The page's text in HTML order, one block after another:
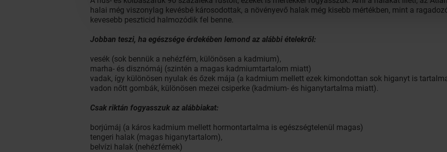
halai még viszonylag kevésbé károsodottak, a növényevő halak még kisebb mértékben, mint a
kevesebb peszticid halmozódik fel benne.
Jobban teszi, ha egészsége érdekében lemond az alábbi ételekről:
vesék (sok bennük a nehézfém, különösen a kadmium),
marha- és disznómáj (szintén a magas kadmiumtartalom miatt)
vadak, így különösen nyulak és őzek mája (a kadmium mellett ezek kimondottan sok higanyt is
vadon nőtt gombák, különösen mezei csiperke (kadmium- és higanytartalma miatt).
Csak riktán fogyasszuk az alábbiakat:
borjúmáj (a káros kadmium mellett hormontartalma is egészségtelenül magas)
tengeri halak (magas higanytartalom),
belvízi halak (nehézfémek)